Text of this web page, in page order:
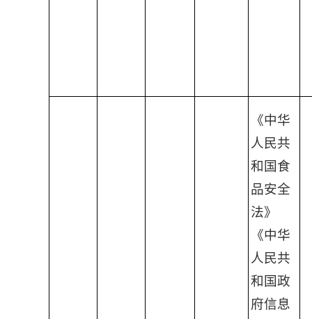
《中华
人民共
和国食
品安全
法》
《中华
人民共
和国政
府信息